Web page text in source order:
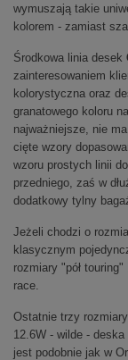
wymuszają takie
kolorem - zamiast
Środkowa linia desek
zainteresowaniem
kolorystyczna oraz
granatowego koloru
najważniejsze, nie
cięte wzory
wzoru prostych linii
przedniego, zaś w
dodatkowy tylny
Jeżeli chodzi o
klasycznym
rozmiary "pół
race.
Ostatnie trzy
12.6W - wilde -
jest podobnie jak w